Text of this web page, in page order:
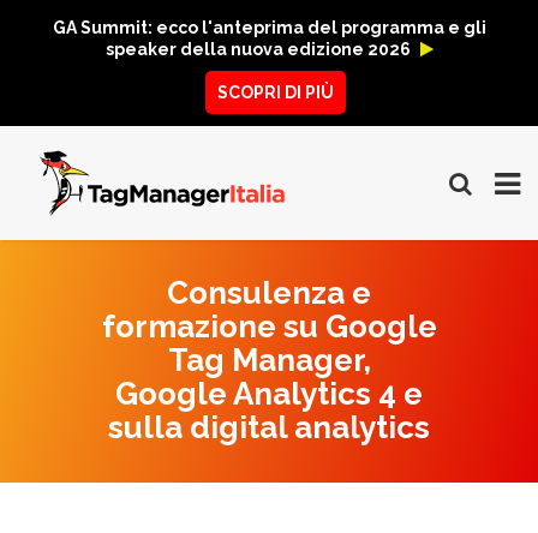
GA Summit: ecco l'anteprima del programma e gli
speaker della nuova edizione 2026
SCOPRI DI PIÙ
Consulenza e
formazione su Google
Tag Manager,
Google Analytics 4 e
sulla digital analytics